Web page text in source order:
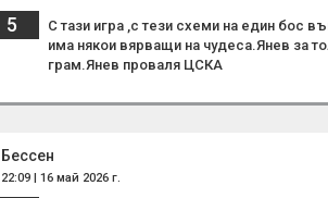
5
С тази игра ,с тези схеми на един бос
има някои вярващи на чудеса.Янев за
грам.Янев проваля ЦСКА
Бессен
22:09 | 16 май 2026 г.